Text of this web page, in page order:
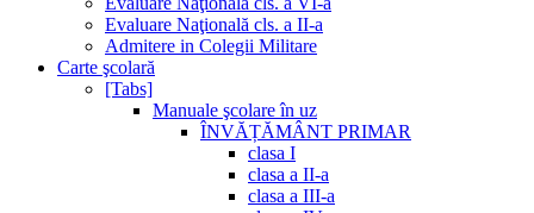
Evaluare Naţională cls. a II-a
Admitere in Colegii Militare
Carte şcolară
[Tabs]
Manuale şcolare în uz
ÎNVĂȚĂMÂNT PRIMAR
clasa I
clasa a II-a
clasa a III-a